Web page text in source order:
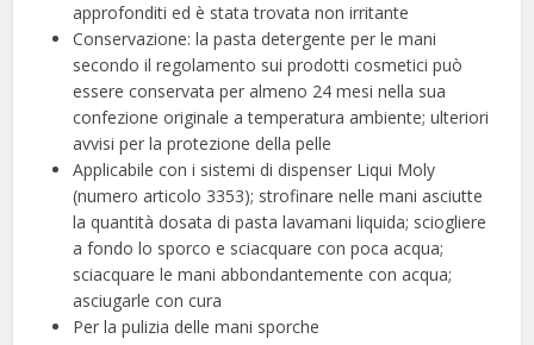
approfonditi ed è stata trovata non irritante
Conservazione: la pasta detergente per le mani
secondo il regolamento sui prodotti cosmetici può
essere conservata per almeno 24 mesi nella sua
confezione originale a temperatura ambiente; ulteriori
avvisi per la protezione della pelle
Applicabile con i sistemi di dispenser Liqui Moly
(numero articolo 3353); strofinare nelle mani asciutte
la quantità dosata di pasta lavamani liquida; sciogliere
a fondo lo sporco e sciacquare con poca acqua;
sciacquare le mani abbondantemente con acqua;
asciugarle con cura
Per la pulizia delle mani sporche